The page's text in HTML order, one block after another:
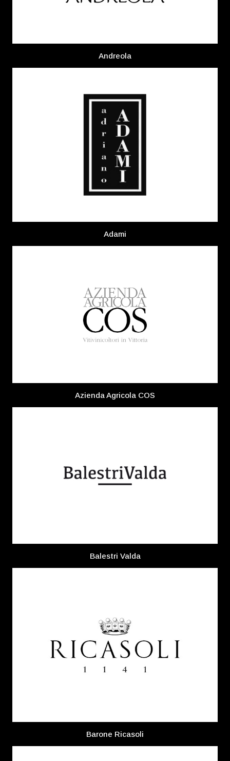
Andreola
Adami
Azienda Agricola COS
Balestri Valda
Barone Ricasoli